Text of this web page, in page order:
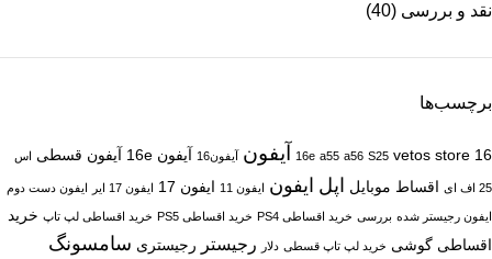
نقد و بررسی (40)
برچسب‌ها
16
16e a55 a56 S25 vetos store آیفون آیفون16 آیفون 16e آیفون قسطی اس
25 اف ای اقساط موبایل اپل ایفون ایفون 11 ایفون 17 ایفون 17 ایر ایفون دست دوم
ایفون رجیستر شده بررسی خرید اقساطی PS4 خرید اقساطی PS5 خرید اقساطی لپ تاپ خرید
اقساطی گوشی خرید لپ تاپ قسطی دلار رجیستر رجیستری سامسونگ